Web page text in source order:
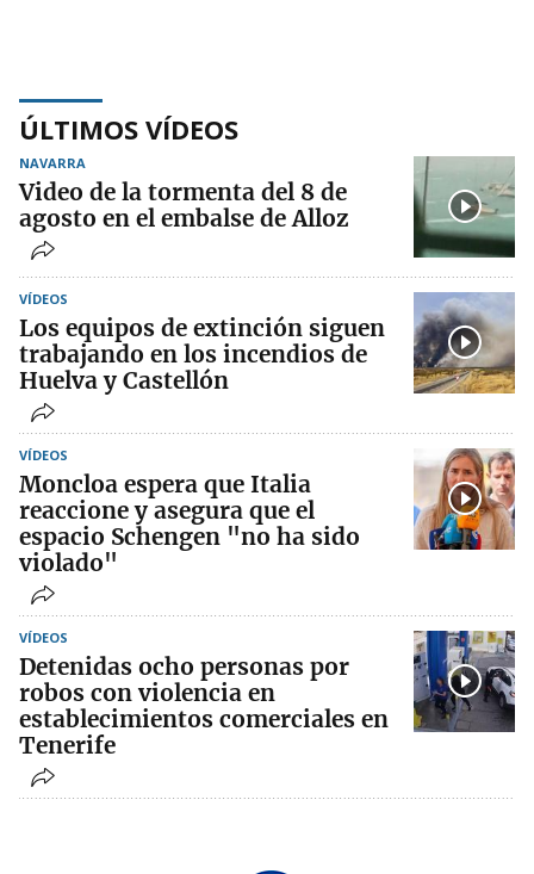
ÚLTIMOS VÍDEOS
NAVARRA
Video de la tormenta del 8 de
agosto en el embalse de Alloz
VÍDEOS
Los equipos de extinción siguen
trabajando en los incendios de
Huelva y Castellón
VÍDEOS
Moncloa espera que Italia
reaccione y asegura que el
espacio Schengen "no ha sido
violado"
VÍDEOS
Detenidas ocho personas por
robos con violencia en
establecimientos comerciales en
Tenerife